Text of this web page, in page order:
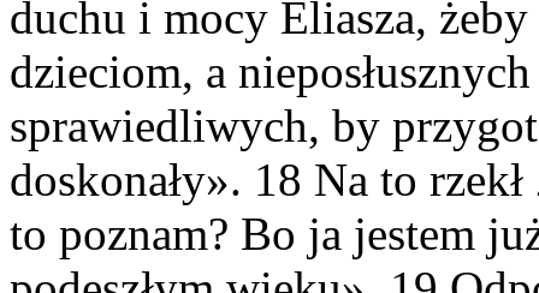
duchu i mocy Eliasza,
dzieciom, a
sprawiedliwych, by
doskonały». 18 Na to
to poznam? Bo ja jestem